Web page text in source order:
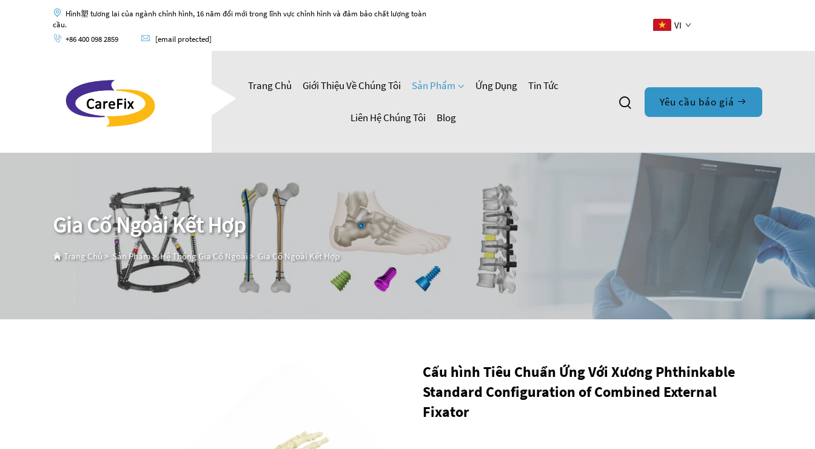
Hình塑 tương lai của ngành chỉnh hình, 16 năm đổi mới trong lĩnh vực chỉnh hình và đảm bảo chất lượng toàn
cầu.
+86 400 098 2859
[email protected]
VI
Trang Chủ Giới Thiệu Về Chúng Tôi Sản Phẩm Ứng Dụng Tin Tức
Liên Hệ Chúng Tôi Blog
Yêu cầu báo giá
Gia Cố Ngoài Kết Hợp
Trang Chủ> Sản Phẩm>Hệ Thống Gia Cố Ngoài > Gia Cố Ngoài Kết Hợp
Cấu hình Tiêu Chuẩn Ứng Với Xương Phthinkable
Standard Configuration of Combined External
Fixator